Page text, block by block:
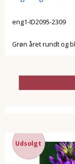
eng1-ID2095-2309
Grøn året rundt og
Udsolgt